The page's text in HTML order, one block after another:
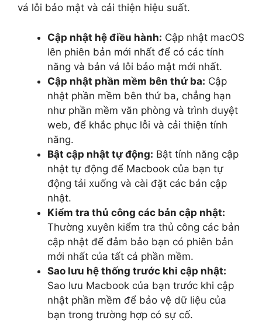
vá lỗi bảo mật và cải thiện hiệu suất.
Cập nhật hệ điều hành: Cập nhật macOS
lên phiên bản mới nhất để có các tính
năng và bản vá lỗi bảo mật mới nhất.
Cập nhật phần mềm bên thứ ba: Cập
nhật phần mềm bên thứ ba, chẳng hạn
như phần mềm văn phòng và trình duyệt
web, để khắc phục lỗi và cải thiện tính
năng.
Bật cập nhật tự động: Bật tính năng cập
nhật tự động để Macbook của bạn tự
động tải xuống và cài đặt các bản cập
nhật.
Kiểm tra thủ công các bản cập nhật:
Thường xuyên kiểm tra thủ công các bản
cập nhật để đảm bảo bạn có phiên bản
mới nhất của tất cả phần mềm.
Sao lưu hệ thống trước khi cập nhật:
Sao lưu Macbook của bạn trước khi cập
nhật phần mềm để bảo vệ dữ liệu của
bạn trong trường hợp có sự cố.